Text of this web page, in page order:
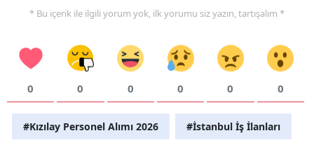
* Bu içerik ile ilgili yorum yok, ilk yorumu siz yazın, tartışalım *
0 0 0 0 0 0
#Kızılay Personel Alımı 2026 #İstanbul İş İlanları